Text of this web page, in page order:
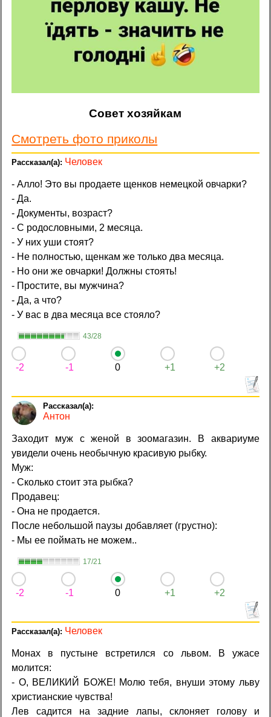
Совет хозяйкам
Смотреть фото приколы
Человек
- Алло! Это вы продаете щенков немецкой овчарки?
- Да.
- Документы, возраст?
- С родословными, 2 месяца.
- У них уши стоят?
- Не полностью, щенкам же только два месяца.
- Но они же овчарки! Должны стоять!
- Простите, вы мужчина?
- Да, а что?
- У вас в два месяца все стояло?
43/28
-2 -1 0 +1 +2
Антон
Заходит муж с женой в зоомагазин. В аквариуме
увидели очень необычную красивую рыбку.
Муж:
- Сколько стоит эта рыбка?
Продавец:
- Она не продается.
После небольшой паузы добавляет (грустно):
- Мы ее поймать не можем..
17/21
-2 -1 0 +1 +2
Человек
Монах в пустыне встретился со львом. В ужасе
молится:
- О, ВЕЛИКИЙ БОЖЕ! Молю тебя, внуши этому льву
христианские чувства!
Лев садится на задние лапы, склоняет голову и